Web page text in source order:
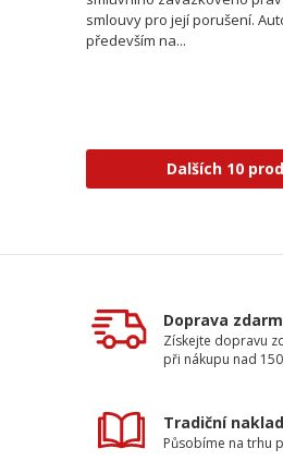
smlouvy pro její porušení.
především na...
Dalších 10
Doprava
Získejte dopravu
při nákupu nad
Tradiční
Působíme na trhu